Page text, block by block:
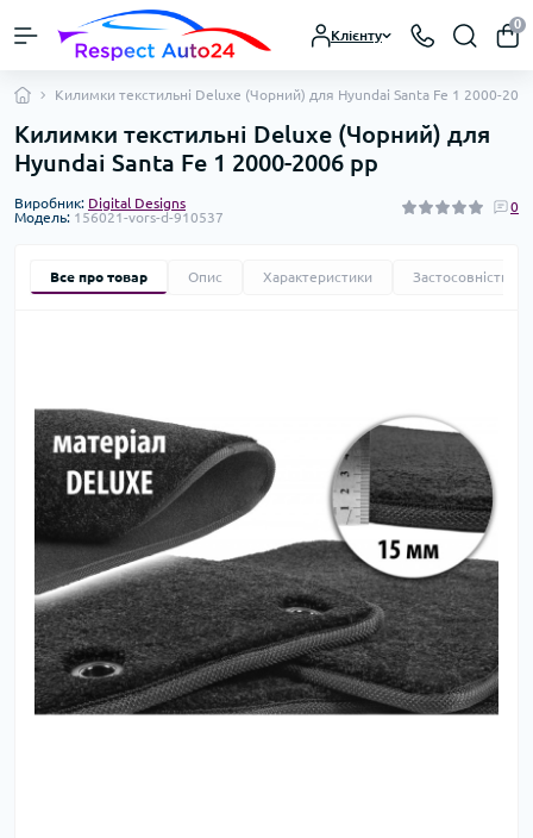
Клієнту
0
Килимки текстильні Deluxe (Чорний) для Hyundai Santa Fe 1 2000-
Килимки текстильні Deluxe (Чорний) для
Hyundai Santa Fe 1 2000-2006 рр
Виробник: Digital Designs
Модель: 156021-vors-d-910537
0
Все про товар Опис Характеристики Застосовність